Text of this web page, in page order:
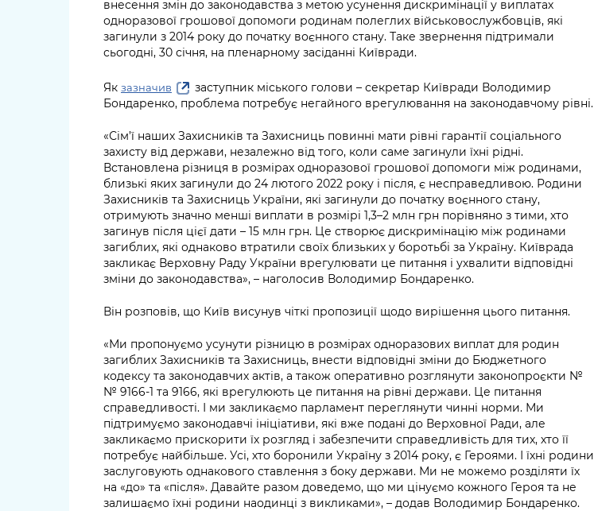
внесення змін до законодавства з метою усунення дискримінації у виплатах
одноразової грошової допомоги родинам полеглих військовослужбовців, які
загинули з 2014 року до початку воєнного стану. Таке звернення підтримали
сьогодні, 30 січня, на пленарному засіданні Київради.
Як зазначив
заступник міського голови – секретар Київради Володимир
Бондаренко, проблема потребує негайного врегулювання на законодавчому рівні.
«Сім’ї наших Захисників та Захисниць повинні мати рівні гарантії соціального
захисту від держави, незалежно від того, коли саме загинули їхні рідні.
Встановлена різниця в розмірах одноразової грошової допомоги між родинами,
близькі яких загинули до 24 лютого 2022 року і після, є несправедливою. Родини
Захисників та Захисниць України, які загинули до початку воєнного стану,
отримують значно менші виплати в розмірі 1,3–2 млн грн порівняно з тими, хто
загинув після цієї дати – 15 млн грн. Це створює дискримінацію між родинами
загиблих, які однаково втратили своїх близьких у боротьбі за Україну. Київрада
закликає Верховну Раду України врегулювати це питання і ухвалити відповідні
зміни до законодавства», – наголосив Володимир Бондаренко.
Він розповів, що Київ висунув чіткі пропозиції щодо вирішення цього питання.
«Ми пропонуємо усунути різницю в розмірах одноразових виплат для родин
загиблих Захисників та Захисниць, внести відповідні зміни до Бюджетного
кодексу та законодавчих актів, а також оперативно розглянути законопроєкти №
№ 9166-1 та 9166, які врегулюють це питання на рівні держави. Це питання
справедливості. І ми закликаємо парламент переглянути чинні норми. Ми
підтримуємо законодавчі ініціативи, які вже подані до Верховної Ради, але
закликаємо прискорити їх розгляд і забезпечити справедливість для тих, хто її
потребує найбільше. Усі, хто боронили Україну з 2014 року, є Героями. І їхні родини
заслуговують однакового ставлення з боку держави. Ми не можемо розділяти їх
на «до» та «після». Давайте разом доведемо, що ми цінуємо кожного Героя та не
залишаємо їхні родини наодинці з викликами», – додав Володимир Бондаренко.